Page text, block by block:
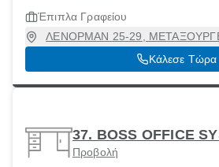
Έπιπλα Γραφείου
ΛΕΝΟΡΜΑΝ 25-29,
Αττική, 10436
Κάλεσε Τώρα
37. BOSS OFFICE
Προβολή